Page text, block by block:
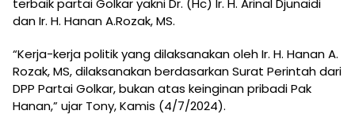
terbaik partai Golkar yakni Dr. (Hc) Ir. H. Arinal Djunaidi
dan Ir. H. Hanan A.Rozak, MS.
“Kerja-kerja politik yang dilaksanakan oleh Ir. H. Hanan A.
Rozak, MS, dilaksanakan berdasarkan Surat Perintah dari
DPP Partai Golkar, bukan atas keinginan pribadi Pak
Hanan,” ujar Tony, Kamis (4/7/2024).